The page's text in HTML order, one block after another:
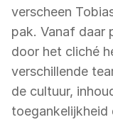
verscheen
pak. Vanaf daar
door het cliché
verschillende
de cultuur,
toegankelijkheid